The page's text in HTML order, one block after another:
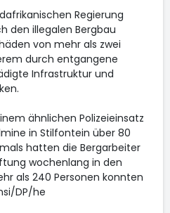
Regierung
den illegalen Bergbau
von mehr als zwei
durch entgangene
Infrastruktur und
ähnlichen Polizeieinsatz
in Stilfontein über 80
hatten die Bergarbeiter
wochenlang in den
als 240 Personen konnten
DP/he